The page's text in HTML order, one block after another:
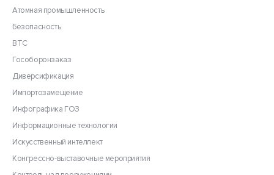
Атомная промышленность
Безопасность
ВТС
Гособоронзаказ
Диверсификация
Импортозамещение
Инфографика ГОЗ
Информационные технологии
Искусственный интеллект
Конгрессно-выставочные мероприятия